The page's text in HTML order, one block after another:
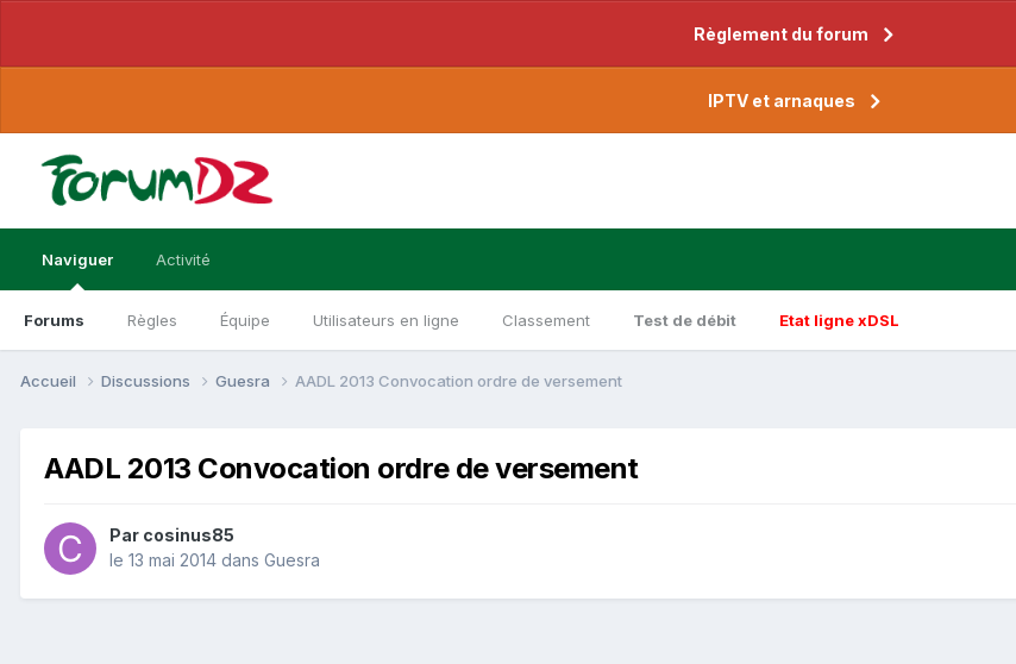
Règlement du forum
IPTV et arnaques
Naviguer
Forums Règles Équipe Utilisateurs en ligne Classement Test de débit Etat ligne xDSL
Activité
Accueil Discussions Guesra AADL 2013 Convocation ordre de versement
AADL 2013 Convocation ordre de versement
Par cosinus85
le 13 mai 2014 dans Guesra